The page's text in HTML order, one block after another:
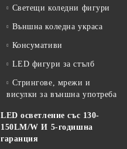
Светещи коледни фигури
Външна коледна украса
Консумативи
LED фигури за стълб
Стрингове, мрежи и
висулки за външна употреба
LED осветление със 130-
150LM/W И 5-годишна
гаранция